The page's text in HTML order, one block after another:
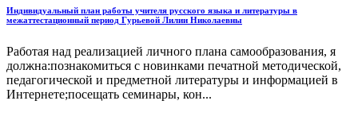
Индивидуальный план работы учителя русского языка и литературы в
межаттестационный период Гурьевой Лилии Николаевны
Работая над реализацией личного плана самообразования, я
должна:познакомиться с новинками печатной методической,
педагогической и предметной литературы и информацией в
Интернете;посещать семинары, кон...